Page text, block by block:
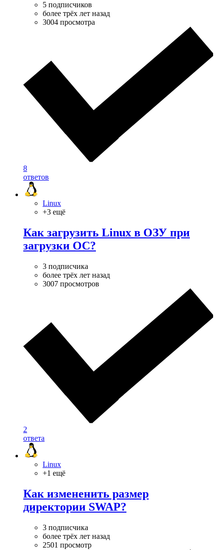
5 подписчиков
более трёх лет назад
3004 просмотра
8
ответов
Linux
+3 ещё
Как загрузить Linux в ОЗУ при
загрузки ОС?
3 подписчика
более трёх лет назад
3007 просмотров
2
ответа
Linux
+1 ещё
Как измененить размер
директории SWAP?
3 подписчика
более трёх лет назад
2501 просмотр